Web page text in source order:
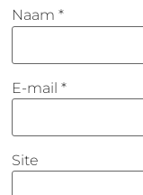
Naam*
E-mail*
Site